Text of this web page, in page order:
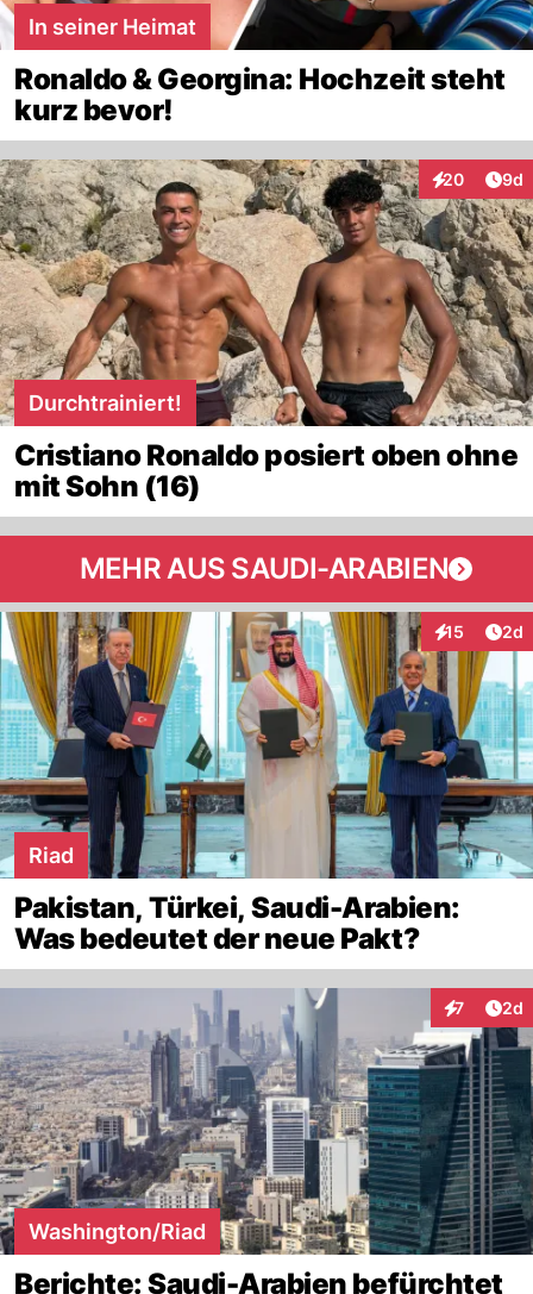
In seiner Heimat
Ronaldo & Georgina: Hochzeit steht
kurz bevor!
20
Interaktionen
9d
Durchtrainiert!
Cristiano Ronaldo posiert oben ohne
mit Sohn (16)
MEHR AUS SAUDI-ARABIEN
15
Interaktionen
2d
Riad
Pakistan, Türkei, Saudi-Arabien:
Was bedeutet der neue Pakt?
7 2d
Washington/Riad
Berichte: Saudi-Arabien befürchtet